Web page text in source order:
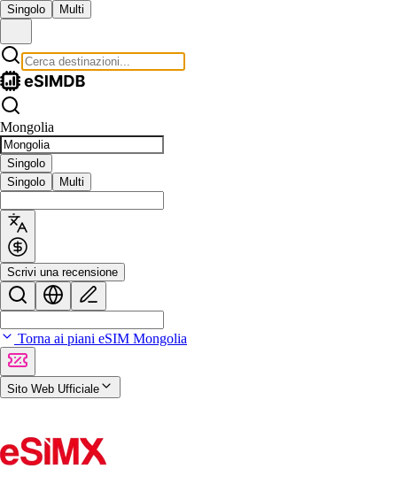
Singolo Multi
Mongolia
Singolo
Singolo
Multi
Scrivi una recensione
Torna ai piani eSIM Mongolia
Sito Web Ufficiale